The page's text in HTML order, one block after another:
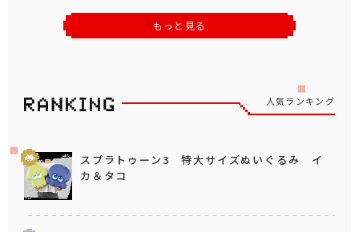
もっと見る
人気ランキング
スプラトゥーン3 特大サイズぬいぐるみ イ
カ＆タコ